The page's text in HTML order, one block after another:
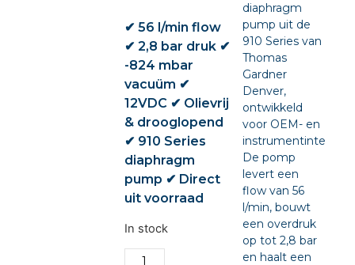
✔ 56 l/min flow
✔ 2,8 bar druk ✔
-824 mbar
vacuüm ✔
12VDC ✔ Olievrij
& drooglopend
✔ 910 Series
diaphragm
pump ✔ Direct
uit voorraad
In stock
diaphragm
pump uit de
910 Series van
Thomas
Gardner
Denver,
ontwikkeld
voor OEM- en
De pomp
levert een
flow van 56
l/min, bouwt
een overdruk
op tot 2,8 bar
en haalt een